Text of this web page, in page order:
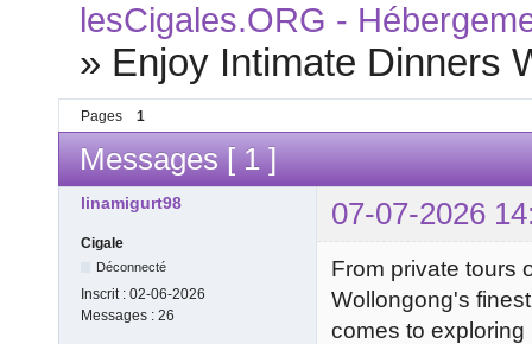
lesCigales.ORG -
» Enjoy Intimate Dinners
Pages 1
Messages [ 1 ]
linamigurt98 07-07-2026
Cigale
Déconnecté
Inscrit : 02-06-2026
Messages : 26
From private tours
Wollongong's
comes to exploring